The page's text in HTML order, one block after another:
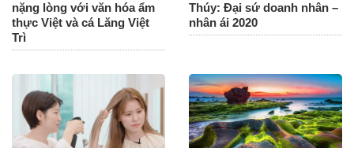
nặng lòng với văn hóa ẩm
thực Việt và cá Lăng Việt
Trì
Thúy: Đại sứ doanh nhân –
nhân ái 2020